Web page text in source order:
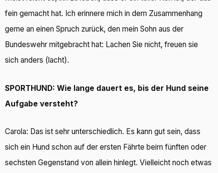
fein gemacht hat. Ich erinnere mich in dem Zusammenhang
gerne an einen Spruch zurück, den mein Sohn aus der
Bundeswehr mitgebracht hat: Lachen Sie nicht, freuen sie
sich anders (lacht).
SPORTHUND: Wie lange dauert es, bis der Hund seine
Aufgabe versteht?
Carola: Das ist sehr unterschiedlich. Es kann gut sein, dass
sich ein Hund schon auf der ersten Fährte beim fünften oder
sechsten Gegenstand von allein hinlegt. Vielleicht noch etwas